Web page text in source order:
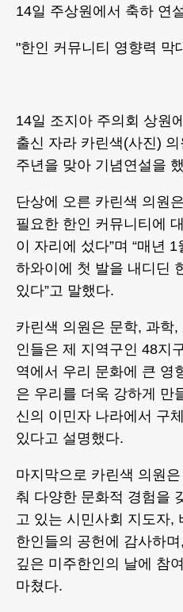
14일 주상원에서 축하 연설
"한인 커뮤니티 영향력 막
14일 조지아 주의회 상원
출신 자라 카린색(사진)
주년을 맞아 기념연설을
단상에 오른 카린색 의원
필요한 한인 커뮤니티에
이 자리에 섰다”며 “매년
하와이에 첫 발을 내디딘
있다”고 말했다.
카린색 의원은 문학, 과학
인들은 제 지역구인 48지
역에서 우리 문화에 큰 영
은 우리를 더욱 강하게 만
신의 이민자 나라에서 구
있다고 설명했다.
마지막으로 카린색 의원
춰 다양한 문화적 경험을
고 있는 시민사회 지도자,
한인들의 공헌에 감사하
깊은 미주한인의 날에 참
마쳤다.